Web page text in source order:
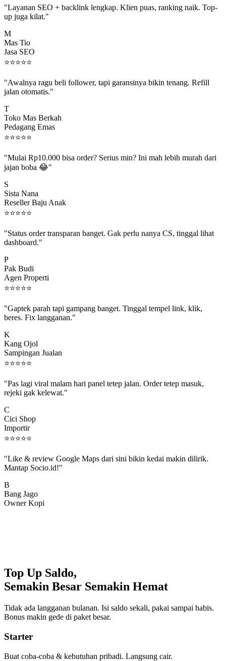
up juga kilat."
Mas Tio
Jasa SEO
⭐⭐⭐⭐⭐
jalan otomatis."
Toko Mas Berkah
Pedagang Emas
⭐⭐⭐⭐⭐
jajan boba 😂"
Sista Nana
Reseller Baju Anak
⭐⭐⭐⭐⭐
dashboard."
Pak Budi
Agen Properti
⭐⭐⭐⭐⭐
beres. Fix langganan."
Kang Ojol
Sampingan Jualan
⭐⭐⭐⭐⭐
rejeki gak kelewat."
Cici Shop
Importir
⭐⭐⭐⭐⭐
Mantap Socio.id!"
Bang Jago
Owner Kopi
Top Up Saldo,
Semakin Besar Semakin Hemat
Tidak ada langganan bulanan. Isi saldo sekali, pakai sampai habis.
Bonus makin gede di paket besar.
Starter
Buat coba-coba & kebutuhan pribadi. Langsung cair.